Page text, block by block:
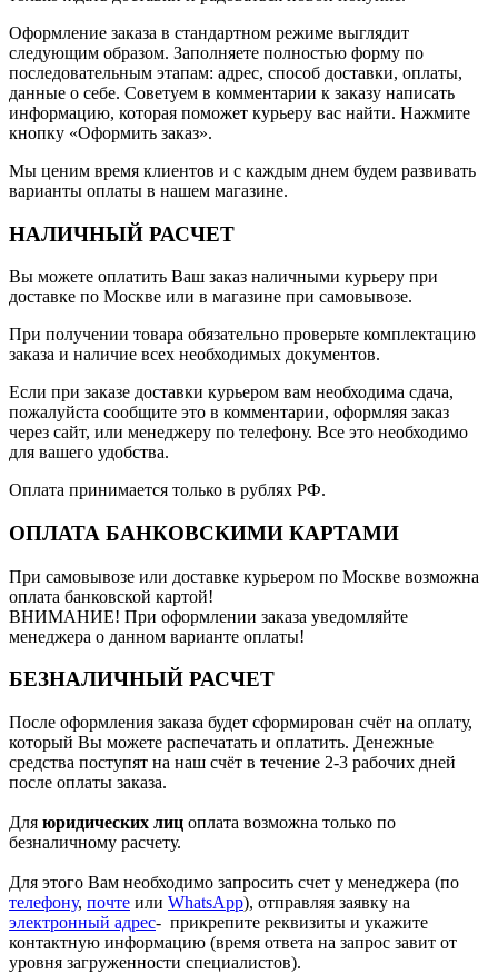
Оформление заказа в стандартном режиме выглядит
следующим образом. Заполняете полностью форму по
последовательным этапам: адрес, способ доставки, оплаты,
данные о себе. Советуем в комментарии к заказу написать
информацию, которая поможет курьеру вас найти. Нажмите
кнопку «Оформить заказ».
Мы ценим время клиентов и с каждым днем будем развивать
варианты оплаты в нашем магазине.
НАЛИЧНЫЙ РАСЧЕТ
Вы можете оплатить Ваш заказ наличными курьеру при
доставке по Москве или в магазине при самовывозе.
При получении товара обязательно проверьте комплектацию
заказа и наличие всех необходимых документов.
Если при заказе доставки курьером вам необходима сдача,
пожалуйста сообщите это в комментарии, оформляя заказ
через сайт, или менеджеру по телефону. Все это необходимо
для вашего удобства.
Оплата принимается только в рублях РФ.
ОПЛАТА БАНКОВСКИМИ КАРТАМИ
При самовывозе или доставке курьером по Москве возможна
оплата банковской картой!
ВНИМАНИЕ! При оформлении заказа уведомляйте
менеджера о данном варианте оплаты!
БЕЗНАЛИЧНЫЙ РАСЧЕТ
После оформления заказа будет сформирован счёт на оплату,
который Вы можете распечатать и оплатить. Денежные
средства поступят на наш счёт в течение 2-3 рабочих дней
после оплаты заказа.
Для юридических лиц оплата возможна только по
безналичному расчету.
Для этого Вам необходимо запросить счет у менеджера (по
телефону, почте или WhatsApp), отправляя заявку на
электронный адрес- прикрепите реквизиты и укажите
контактную информацию (время ответа на запрос завит от
уровня загруженности специалистов).